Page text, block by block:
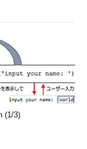
(1/3)